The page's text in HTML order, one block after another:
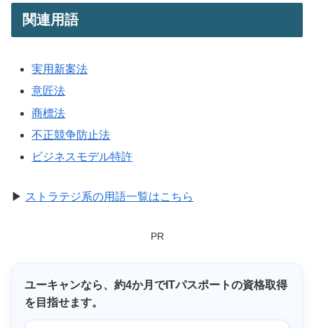
関連用語
実用新案法
意匠法
商標法
不正競争防止法
ビジネスモデル特許
▶ ストラテジ系の用語一覧はこちら
PR
ユーキャンなら、 約4か月 でITパスポートの資格取得
を目指せます。